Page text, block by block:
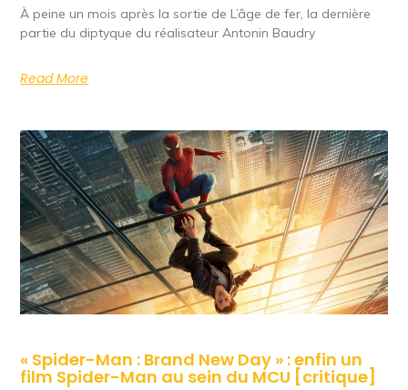
À peine un mois après la sortie de L’âge de fer, la dernière
partie du diptyque du réalisateur Antonin Baudry
Read More
« Spider-Man : Brand New Day » : enfin un
film Spider-Man au sein du MCU [critique]